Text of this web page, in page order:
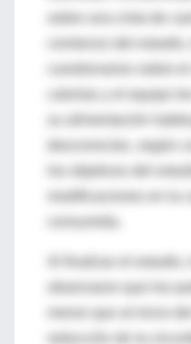
calorías y el equipo
desconocían, según
Al finalizar el estudio,